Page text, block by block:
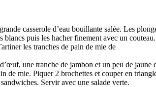
casserole d’eau bouillante salée. Les
blancs puis les hacher finement avec un
les tranches de pain de mie de
une tranche de jambon et un peu de jaune
de mie. Piquer 2 brochettes et couper en
Servir avec une salade verte.